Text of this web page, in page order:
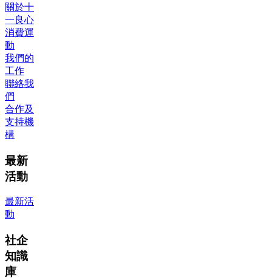
關於十
一良心
消費運
動
我們的
工作
聯絡我
們
合作及
支持機
構
最新
活動
最新活
動
社企
知識
庫